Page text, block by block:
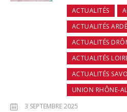
ACTUALITÉS
ACTUALITÉS
ACTUALITÉS
ACTUALITÉS
ACTUALITÉS
UNION RHÔNE-
3 SEPTEMBRE 2025